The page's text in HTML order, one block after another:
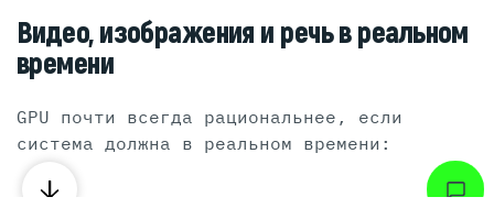
Видео, изображения и речь в реальном
времени
GPU почти всегда рациональнее, если
система должна в реальном времени: